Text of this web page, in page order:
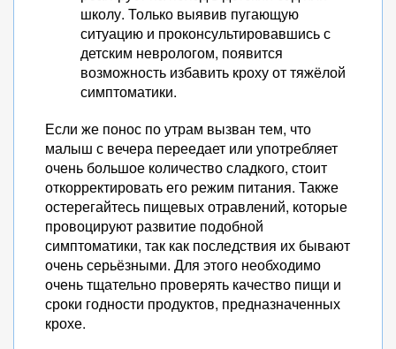
школу. Только выявив пугающую
ситуацию и проконсультировавшись с
детским неврологом, появится
возможность избавить кроху от тяжёлой
симптоматики.
Если же понос по утрам вызван тем, что
малыш с вечера переедает или употребляет
очень большое количество сладкого, стоит
откорректировать его режим питания. Также
остерегайтесь пищевых отравлений, которые
провоцируют развитие подобной
симптоматики, так как последствия их бывают
очень серьёзными. Для этого необходимо
очень тщательно проверять качество пищи и
сроки годности продуктов, предназначенных
крохе.